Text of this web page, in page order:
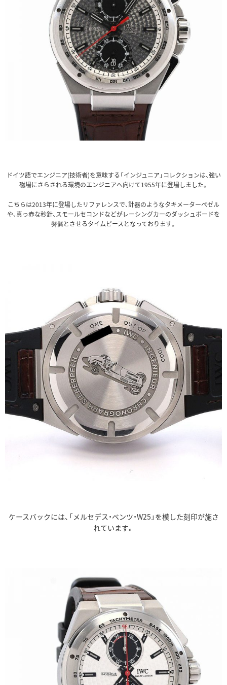
ドイツ語でエンジニア(技術者)を意味する「インジュニア」コレクションは、強い
磁場にさらされる環境のエンジニアへ向けて1955年に登場しました。
こちらは2013年に登場したリファレンスで、計器のようなタキメーターベゼル
や、真っ赤な秒針、スモールセコンドなどがレーシングカーのダッシュボードを
髣髴とさせるタイムピースとなっております。
ケースバックには、「メルセデス・ベンツ・W25」を模した刻印が施さ
れています。